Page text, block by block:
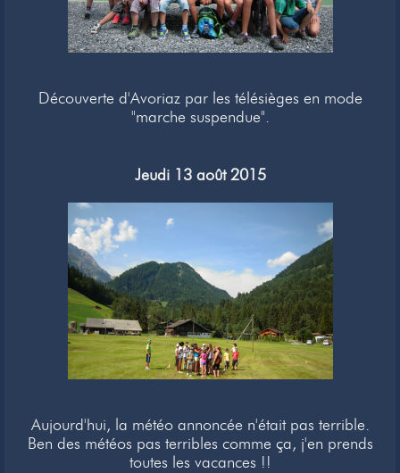
Découverte d'Avoriaz par les télésièges en mode
"marche suspendue".
Jeudi 13 août 2015
Aujourd'hui, la météo annoncée n'était pas terrible.
Ben des météos pas terribles comme ça, j'en prends
toutes les vacances !!